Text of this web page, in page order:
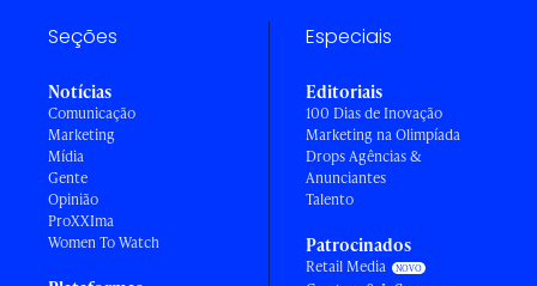
Seções
Notícias
Comunicação
Marketing
Mídia
Gente
Opinião
ProXXIma
Women To Watch
Especiais
Editoriais
100 Dias de Inovação
Marketing na Olimpíada
Drops Agências &
Anunciantes
Talento
Patrocinados
Retail Media